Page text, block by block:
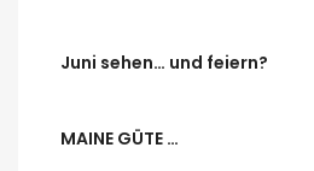
Juni sehen… und feiern?
MAINE GÜTE …